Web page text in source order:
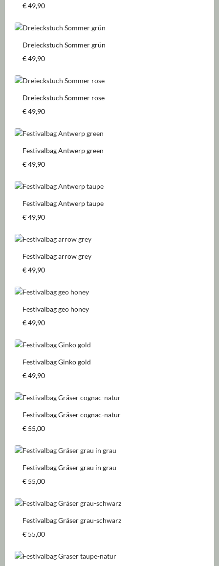
Regulärer Preis:
€ 49,90
Dreieckstuch Sommer grün
Regulärer Preis:
€ 49,90
Dreieckstuch Sommer rose
Regulärer Preis:
€ 49,90
Festivalbag Antwerp green
Regulärer Preis:
€ 49,90
Festivalbag Antwerp taupe
Regulärer Preis:
€ 49,90
Festivalbag arrow grey
Regulärer Preis:
€ 49,90
Festivalbag geo honey
Regulärer Preis:
€ 49,90
Festivalbag Ginko gold
Regulärer Preis:
€ 49,90
Festivalbag Gräser cognac-natur
Regulärer Preis:
€ 55,00
Festivalbag Gräser grau in grau
Regulärer Preis:
€ 55,00
Festivalbag Gräser grau-schwarz
Regulärer Preis:
€ 55,00